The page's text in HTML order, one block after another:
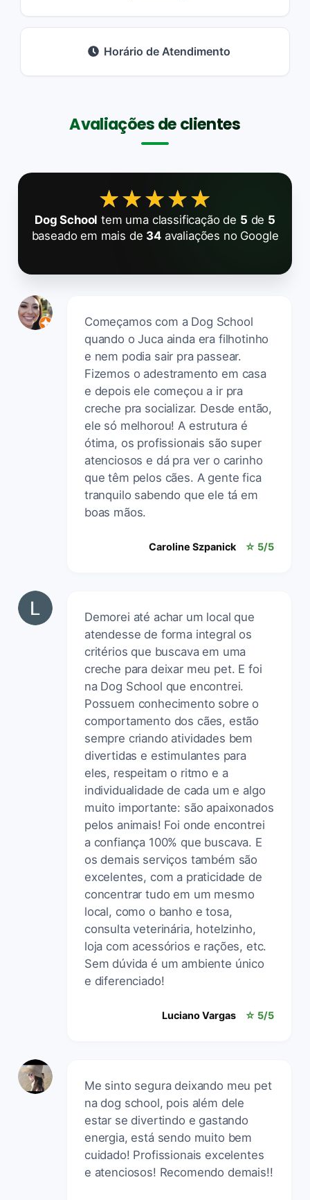
Horário de Atendimento
Avaliações de clientes
★★★★★
★★★★★
Dog School tem uma classificação de 5 de 5
baseado em mais de 34 avaliações no Google
Começamos com a Dog School
quando o Juca ainda era filhotinho
e nem podia sair pra passear.
Fizemos o adestramento em casa
e depois ele começou a ir pra
creche pra socializar. Desde então,
ele só melhorou! A estrutura é
ótima, os profissionais são super
atenciosos e dá pra ver o carinho
que têm pelos cães. A gente fica
tranquilo sabendo que ele tá em
boas mãos.
Caroline Szpanick ☆ 5/5
Demorei até achar um local que
atendesse de forma integral os
critérios que buscava em uma
creche para deixar meu pet. E foi
na Dog School que encontrei.
Possuem conhecimento sobre o
comportamento dos cães, estão
sempre criando atividades bem
divertidas e estimulantes para
eles, respeitam o ritmo e a
individualidade de cada um e algo
muito importante: são apaixonados
pelos animais! Foi onde encontrei
a confiança 100% que buscava. E
os demais serviços também são
excelentes, com a praticidade de
concentrar tudo em um mesmo
local, como o banho e tosa,
consulta veterinária, hotelzinho,
loja com acessórios e rações, etc.
Sem dúvida é um ambiente único
e diferenciado!
Luciano Vargas ☆ 5/5
Me sinto segura deixando meu pet
na dog school, pois além dele
estar se divertindo e gastando
energia, está sendo muito bem
cuidado! Profissionais excelentes
e atenciosos! Recomendo demais!!